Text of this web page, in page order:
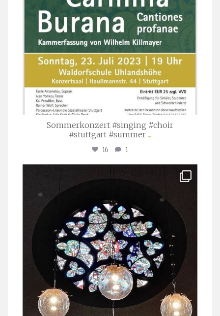
Sommerkonzert #singing #choir
#stuttgart #summer ...
16 1
Apr. 1